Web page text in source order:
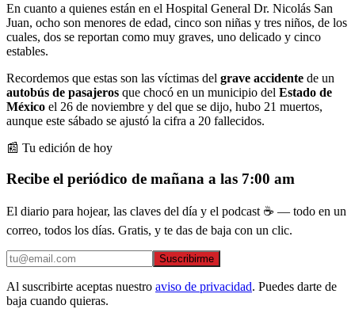
En cuanto a quienes están en el Hospital General Dr. Nicolás San
Juan, ocho son menores de edad, cinco son niñas y tres niños, de los
cuales, dos se reportan como muy graves, uno delicado y cinco
estables.
Recordemos que estas son las víctimas del grave accidente de un
autobús de pasajeros que chocó en un municipio del Estado de
México el 26 de noviembre y del que se dijo, hubo 21 muertos,
aunque este sábado se ajustó la cifra a 20 fallecidos.
📰 Tu edición de hoy
Recibe el periódico de mañana a las 7:00 am
El diario para hojear, las claves del día y el podcast ☕ — todo en un
correo, todos los días. Gratis, y te das de baja con un clic.
Suscribirme
Al suscribirte aceptas nuestro aviso de privacidad. Puedes darte de
baja cuando quieras.